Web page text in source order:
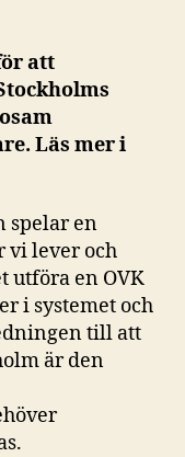
att
Läs mer i
spelar en
vi lever och
utföra en OVK
i systemet och
till att
är den